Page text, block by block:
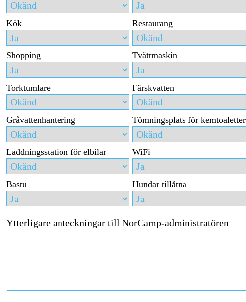
Kök Restaurang
Shopping Tvättmaskin
Torktumlare Färskvatten
Gråvattenhantering Tömningsplats för kemtoaletter
Laddningsstation för elbilar WiFi
Bastu Hundar tillåtna
Ytterligare anteckningar till NorCamp-administratören